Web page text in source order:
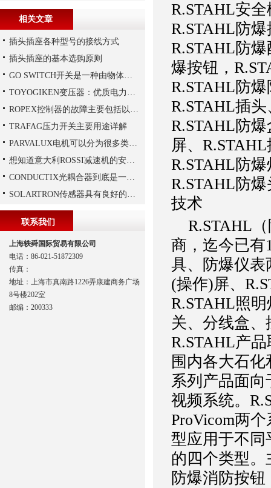
R.STAHL安
R.STAHL防
R.STAHL防
爆按钮，
R.STAHL防
R.STAHL插头
R.STAHL防
屏、
R.STAHL防
R.STAHL防
技术
R.STAHL（
商，迄今已有
具、防爆仪
(操作)屏、
R.STAHL照
关、分线盒
R.STAHL产
围内各大石
系列产品面
视频系统。
ProVicom两
型应用于不同
的四个类型。
防爆消防按
相关文章
插头插座各种型号的接线方式
插头插座的基本选购原则
GO SWITCH开关是一种由物体的位移来决定电路通断的开关
TOYOGIKEN变压器：优质电力转换与可靠性的解决方案“
ROPEX控制器的故障主要包括以下几种情况
TRAFAG压力开关主要用途详解
PARVALUX电机可以分为很多类，常见的有哪两种，它们的区别是什么？
想知道意大利ROSSI减速机的安装技巧，那就看这里
CONDUCTIX光耦合器到底是一种怎样的装置呢
SOLARTRON传感器具有良好的稳定性和反应速度
联系我们
上海轶舜国际贸易有限公司
电话：86-021-51872309
传真：
地址：上海市真南路1226弄康建商务广场
8号楼202室
邮编：200333